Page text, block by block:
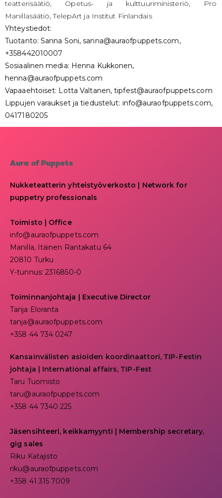
teatterisäätiö, Opetus- ja kulttuuriministeriö, Pro
Manillasäätiö, TelepArt ja Institut Finlandais
Yhteystiedot:
Tuotanto: Sanna Soni, sanna@auraofpuppets.com,
+358442010007
Sosiaalinen media: Henna Kukkonen,
henna@auraofpuppets.com
Vapaaehtoiset: Lotta Valtanen, tipfest@auraofpuppets.com
Lippujen varaukset ja tiedustelut: info@auraofpuppets.com,
0417180205
Aura of Puppets
Nukketeatterin yhteistyöverkosto | Network for
puppetry professionals
Toimisto | Office
info@auraofpuppets.com
Manilla, Itäinen Rantakatu 64
20810 Turku
Y-tunnus: 2316850-0
Toiminnanjohtaja | Executive Director
Tanja Eloranta
tanja@auraofpuppets.com
+358 44 734 0247
Kansainvälisten asioiden koordinaattori, TIP-Festin
johtaja | International affairs, TIP-Fest
Taru Tuomisto
taru@auraofpuppets.com
+358 44 7340 225
Jäsensihteeri, keikkamyynti | Membership secretary,
gig sales
Riku Katajisto
riku@auraofpuppets.com
+358 41 315 7009